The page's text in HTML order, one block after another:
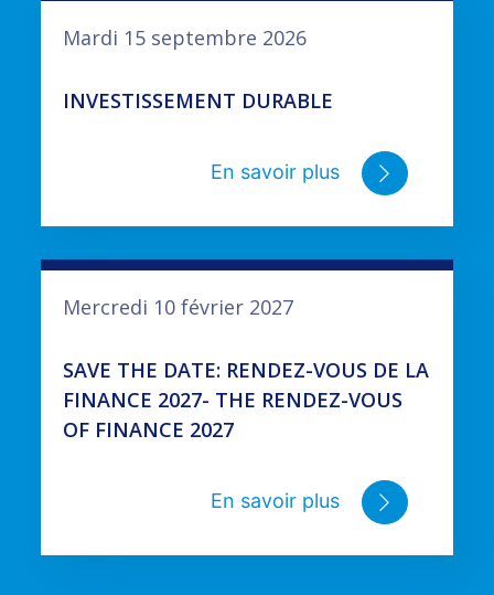
Mardi 15 septembre 2026
INVESTISSEMENT DURABLE
En savoir plus
Mercredi 10 février 2027
SAVE THE DATE: RENDEZ-VOUS DE LA
FINANCE 2027- THE RENDEZ-VOUS
OF FINANCE 2027
En savoir plus